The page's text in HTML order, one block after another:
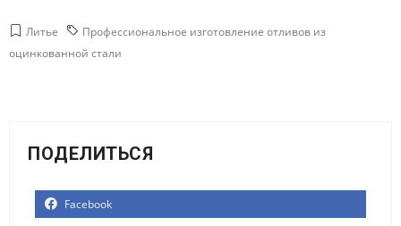
Литье
Профессиональное изготовление отливов из
оцинкованной стали
ПОДЕЛИТЬСЯ
Facebook